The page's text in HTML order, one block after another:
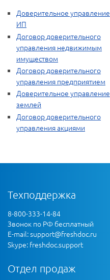
Доверительное управление
ИП
Договор доверительного
управления недвижимым
имуществом
Договор доверительного
управления предприятием
Доверительное управление
землей
Договор доверительного
управления акциями
Техподдержка
8-800-333-14-84
Звонок по РФ бесплатный
E-mail:support@freshdoc.ru
Skype: freshdoc.support
Отдел продаж